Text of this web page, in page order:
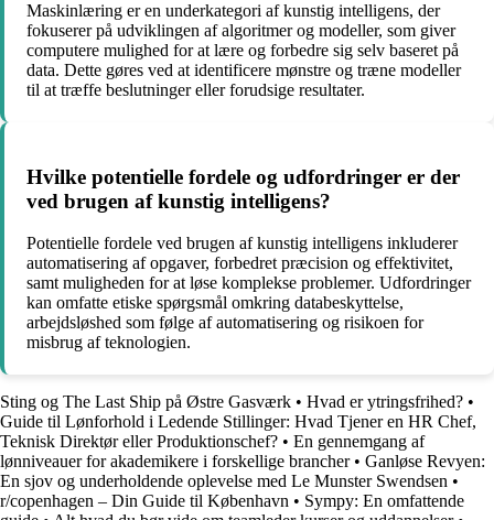
Maskinlæring er en underkategori af kunstig intelligens, der
fokuserer på udviklingen af algoritmer og modeller, som giver
computere mulighed for at lære og forbedre sig selv baseret på
data. Dette gøres ved at identificere mønstre og træne modeller
til at træffe beslutninger eller forudsige resultater.
Hvilke potentielle fordele og udfordringer er der
ved brugen af kunstig intelligens?
Potentielle fordele ved brugen af kunstig intelligens inkluderer
automatisering af opgaver, forbedret præcision og effektivitet,
samt muligheden for at løse komplekse problemer. Udfordringer
kan omfatte etiske spørgsmål omkring databeskyttelse,
arbejdsløshed som følge af automatisering og risikoen for
misbrug af teknologien.
Sting og The Last Ship på Østre Gasværk • Hvad er ytringsfrihed? •
Guide til Lønforhold i Ledende Stillinger: Hvad Tjener en HR Chef,
Teknisk Direktør eller Produktionschef? • En gennemgang af
lønniveauer for akademikere i forskellige brancher• Ganløse Revyen:
En sjov og underholdende oplevelse med Le Munster Swendsen •
r/copenhagen – Din Guide til København • Sympy: En omfattende